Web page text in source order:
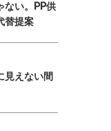
ない。PP供
替提案
えない間